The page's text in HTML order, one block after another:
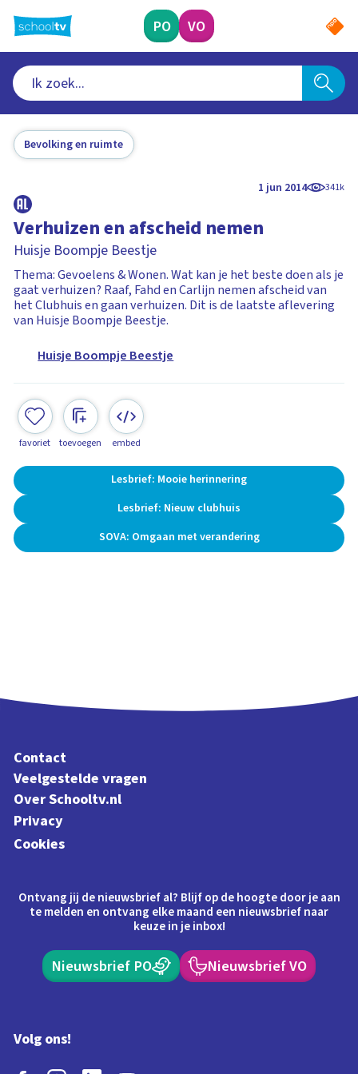
naar
hoofdinhoud
PO VO
Bevolking en ruimte
1 jun 2014 341k
Verhuizen en afscheid nemen
Huisje Boompje Beestje
Thema: Gevoelens & Wonen. Wat kan je het beste doen als je
gaat verhuizen? Raaf, Fahd en Carlijn nemen afscheid van
het Clubhuis en gaan verhuizen. Dit is de laatste aflevering
van Huisje Boompje Beestje.
Huisje Boompje Beestje
favoriet toevoegen embed
Lesbrief: Mooie herinnering
Lesbrief: Nieuw clubhuis
SOVA: Omgaan met verandering
Contact
Veelgestelde vragen
Over Schooltv.nl
Privacy
Cookies
Ontvang jij de nieuwsbrief al? Blijf op de hoogte door je aan
te melden en ontvang elke maand een nieuwsbrief naar
keuze in je inbox!
Nieuwsbrief PO Nieuwsbrief VO
Volg ons!